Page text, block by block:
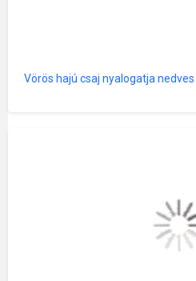
Vörös hajú csaj nyalogatja